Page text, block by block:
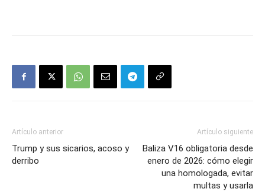
Artículo anterior
Trump y sus sicarios, acoso y
derribo
Artículo siguiente
Baliza V16 obligatoria desde
enero de 2026: cómo elegir
una homologada, evitar
multas y usarla